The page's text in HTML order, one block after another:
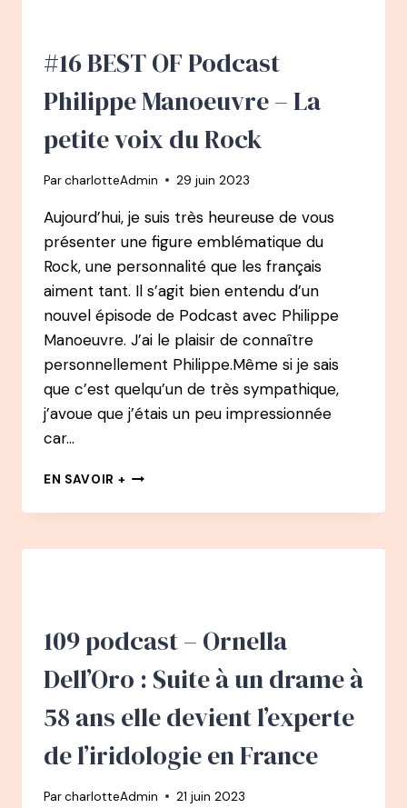
D’AGRONOME
SAGE-
À
#16 BEST OF Podcast
Philippe Manoeuvre – La
petite voix du Rock
ParcharlotteAdmin 29 juin 2023
Aujourd’hui, je suis très heureuse de vous
présenter une figure emblématique du
Rock, une personnalité que les français
aiment tant. Il s’agit bien entendu d’un
nouvel épisode de Podcast avec Philippe
Manoeuvre. J’ai le plaisir de connaître
personnellement Philippe.Même si je sais
que c’est quelqu’un de très sympathique,
j’avoue que j’étais un peu impressionnée
car…
EN SAVOIR + #16
OF
PHILIPPE
VOIX
ROCK
109 podcast – Ornella
Dell’Oro : Suite à un drame à
58 ans elle devient l’experte
de l’iridologie en France
ParcharlotteAdmin 21 juin 2023